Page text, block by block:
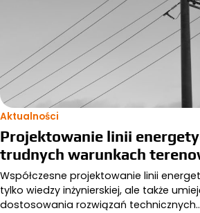
Aktualności
Projektowanie linii
trudnych warunkach
Współczesne projektowanie linii
tylko wiedzy inżynierskiej, ale także
dostosowania rozwiązań